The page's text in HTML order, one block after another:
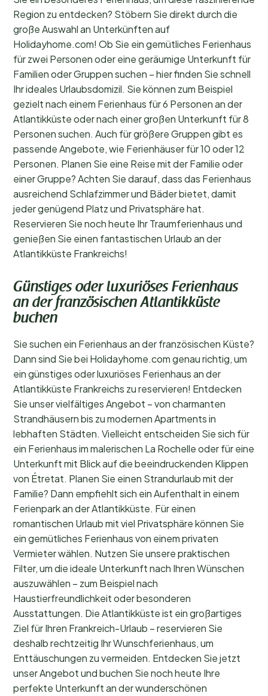
Region zu entdecken? Stöbern Sie direkt durch die
große Auswahl an Unterkünften auf
Holidayhome.com! Ob Sie ein gemütliches Ferienhaus
für zwei Personen oder eine geräumige Unterkunft für
Familien oder Gruppen suchen – hier finden Sie schnell
Ihr ideales Urlaubsdomizil. Sie können zum Beispiel
gezielt nach einem Ferienhaus für 6 Personen an der
Atlantikküste oder nach einer großen Unterkunft für 8
Personen suchen. Auch für größere Gruppen gibt es
passende Angebote, wie Ferienhäuser für 10 oder 12
Personen. Planen Sie eine Reise mit der Familie oder
einer Gruppe? Achten Sie darauf, dass das Ferienhaus
ausreichend Schlafzimmer und Bäder bietet, damit
jeder genügend Platz und Privatsphäre hat.
Reservieren Sie noch heute Ihr Traumferienhaus und
genießen Sie einen fantastischen Urlaub an der
Atlantikküste Frankreichs!
Günstiges oder luxuriöses Ferienhaus
an der französischen Atlantikküste
buchen
Sie suchen ein Ferienhaus an der französischen Küste?
Dann sind Sie bei Holidayhome.com genau richtig, um
ein günstiges oder luxuriöses Ferienhaus an der
Atlantikküste Frankreichs zu reservieren! Entdecken
Sie unser vielfältiges Angebot – von charmanten
Strandhäusern bis zu modernen Apartments in
lebhaften Städten. Vielleicht entscheiden Sie sich für
ein Ferienhaus im malerischen La Rochelle oder für eine
Unterkunft mit Blick auf die beeindruckenden Klippen
von Étretat. Planen Sie einen Strandurlaub mit der
Familie? Dann empfiehlt sich ein Aufenthalt in einem
Ferienpark an der Atlantikküste. Für einen
romantischen Urlaub mit viel Privatsphäre können Sie
ein gemütliches Ferienhaus von einem privaten
Vermieter wählen. Nutzen Sie unsere praktischen
Filter, um die ideale Unterkunft nach Ihren Wünschen
auszuwählen – zum Beispiel nach
Haustierfreundlichkeit oder besonderen
Ausstattungen. Die Atlantikküste ist ein großartiges
Ziel für Ihren Frankreich-Urlaub – reservieren Sie
deshalb rechtzeitig Ihr Wunschferienhaus, um
Enttäuschungen zu vermeiden. Entdecken Sie jetzt
unser Angebot und buchen Sie noch heute Ihre
perfekte Unterkunft an der wunderschönen